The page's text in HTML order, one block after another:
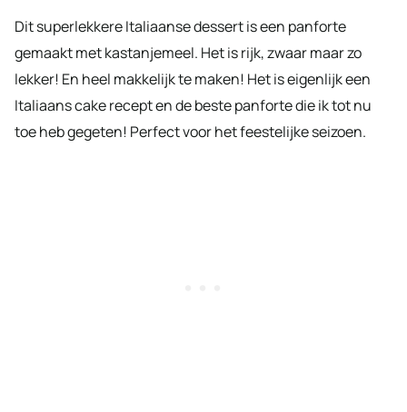
Dit superlekkere Italiaanse dessert is een panforte
gemaakt met kastanjemeel. Het is rijk, zwaar maar zo
lekker! En heel makkelijk te maken! Het is eigenlijk een
Italiaans cake recept en de beste panforte die ik tot nu
toe heb gegeten! Perfect voor het feestelijke seizoen.